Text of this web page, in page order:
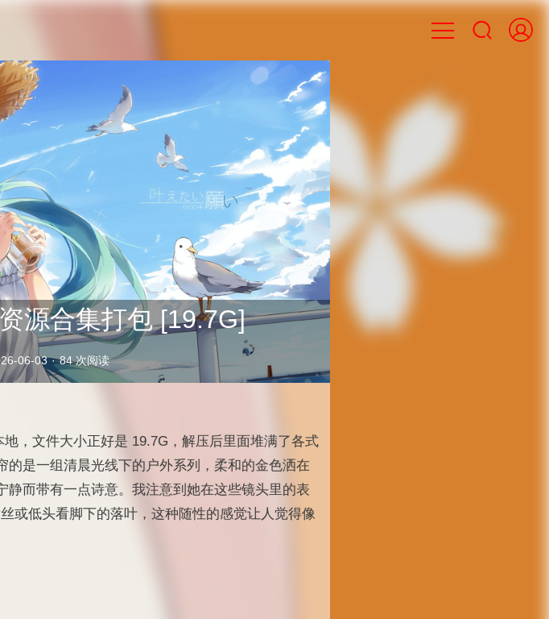
责中将座位让给了老太太

源合集打包 [19.7G]
06-03 · 84 次阅读
，文件大小正好是 19.7G，解压后里面堆满了各式
是一组清晨光线下的户外系列，柔和的金色洒在
而带有一点诗意。我注意到她在这些镜头里的表
或低头看脚下的落叶，这种随性的感觉让人觉得像